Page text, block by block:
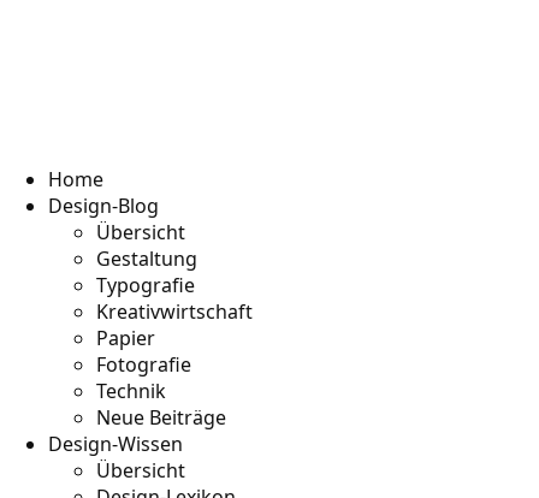
Home
Design-Blog
Übersicht
Gestaltung
Typografie
Kreativwirtschaft
Papier
Fotografie
Technik
Neue Beiträge
Design-Wissen
Übersicht